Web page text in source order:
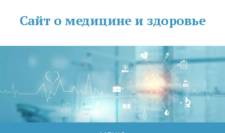
Сайт о медицине и здоровье